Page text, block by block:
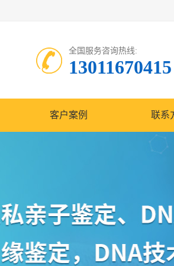
全国服务咨询热线:
13011670415
客户案例 联系